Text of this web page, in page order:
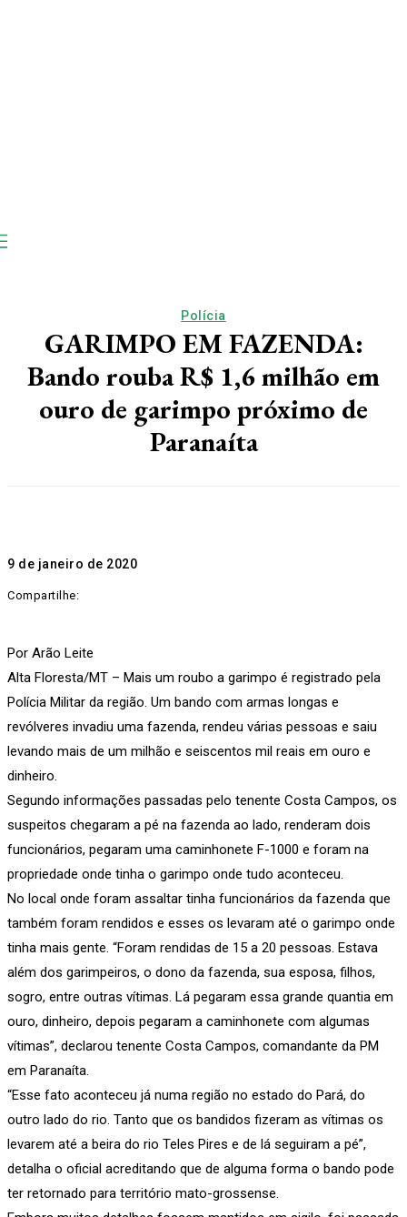
Polícia
GARIMPO EM FAZENDA:
Bando rouba R$ 1,6 milhão em
ouro de garimpo próximo de
Paranaíta
9 de janeiro de 2020
Compartilhe:
Por Arão Leite
Alta Floresta/MT – Mais um roubo a garimpo é registrado pela
Polícia Militar da região. Um bando com armas longas e
revólveres invadiu uma fazenda, rendeu várias pessoas e saiu
levando mais de um milhão e seiscentos mil reais em ouro e
dinheiro.
Segundo informações passadas pelo tenente Costa Campos, os
suspeitos chegaram a pé na fazenda ao lado, renderam dois
funcionários, pegaram uma caminhonete F-1000 e foram na
propriedade onde tinha o garimpo onde tudo aconteceu.
No local onde foram assaltar tinha funcionários da fazenda que
também foram rendidos e esses os levaram até o garimpo onde
tinha mais gente. “Foram rendidas de 15 a 20 pessoas. Estava
além dos garimpeiros, o dono da fazenda, sua esposa, filhos,
sogro, entre outras vítimas. Lá pegaram essa grande quantia em
ouro, dinheiro, depois pegaram a caminhonete com algumas
vítimas”, declarou tenente Costa Campos, comandante da PM
em Paranaíta.
“Esse fato aconteceu já numa região no estado do Pará, do
outro lado do rio. Tanto que os bandidos fizeram as vítimas os
levarem até a beira do rio Teles Pires e de lá seguiram a pé”,
detalha o oficial acreditando que de alguma forma o bando pode
ter retornado para território mato-grossense.